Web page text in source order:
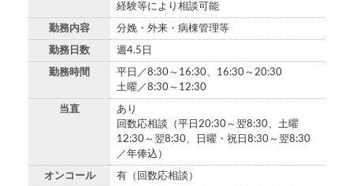
経験等により相談可能
勤務内容 分娩・外来・病棟管理等
勤務日数 週4.5日
勤務時間
平日／8:30～16:30、16:30～20:30
土曜／8:30～12:30
当直
あり
回数応相談（平日20:30～翌8:30、土曜
12:30～翌8:30、日曜・祝日8:30～翌8:30
／年俸込）
オンコール 有（回数応相談）